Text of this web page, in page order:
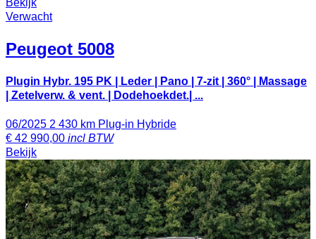
Verwacht
Peugeot 5008
Plugin Hybr. 195 PK | Leder | Pano | 7-zit | 360° | Massage
| Zetelverw. & vent. | Dodehoekdet.| ...
06/2025 2 430 km Plug-in Hybride
€ 42 990,00 incl BTW
Bekijk